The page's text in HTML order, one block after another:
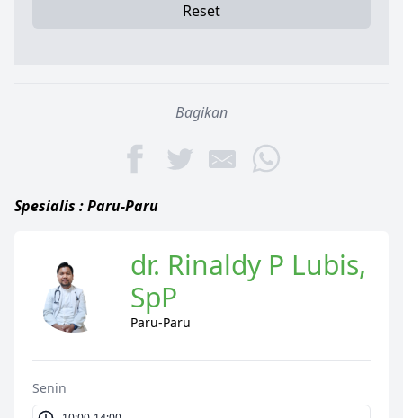
Reset
Bagikan
Spesialis : Paru-Paru
dr. Rinaldy P Lubis,
SpP
Paru-Paru
Senin